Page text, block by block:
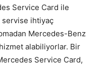
Service Card ile
servise ihtiyaç
Mercedes-Benz
alabiliyorlar. Bir
Service Card,